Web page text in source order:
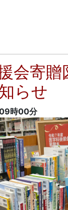
会寄
らせ
時00分